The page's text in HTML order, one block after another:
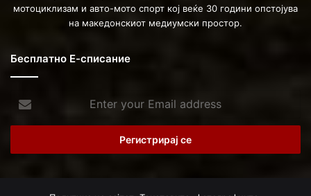
мотоциклизам и авто-мото спорт кој веќе 30 години опстојува
на македонскиот медиумски простор.
Бесплатно Е-списание
your
Email